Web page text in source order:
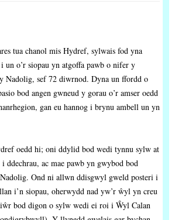
tua chanol mis Hydref, sylwais fod yna
un o’r siopau yn atgoffa pawb o nifer y
Nadolig, sef 72 diwrnod. Dyna un ffordd o
bod angen gwneud y gorau o’r amser oedd
gan eu hannog i brynu ambell un yn
oedd hi; oni ddylid bod wedi tynnu sylw at
ac mae pawb yn gwybod bod
Ond ni allwn ddisgwyl gweld posteri i
i’n siopau, oherwydd nad yw’r ŵyl yn creu
bod digon o sylw wedi ei roi i Ŵyl Calan